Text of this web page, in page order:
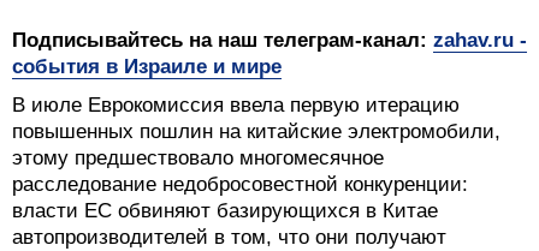
Подписывайтесь на наш телеграм-канал: zahav.ru -
события в Израиле и мире
В июле Еврокомиссия ввела первую итерацию
повышенных пошлин на китайские электромобили,
этому предшествовало многомесячное
расследование недобросовестной конкуренции:
власти ЕС обвиняют базирующихся в Китае
автопроизводителей в том, что они получают